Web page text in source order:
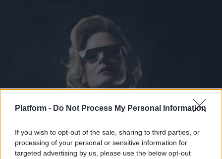
Platform - Do Not Process My Personal Information
If you wish to opt-out of the sale, sharing to third parties, or
processing of your personal or sensitive information for
targeted advertising by us, please use the below opt-out